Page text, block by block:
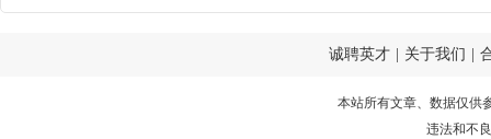
诚聘英才 关于我们
本站所有文章、数据仅供
违法和不